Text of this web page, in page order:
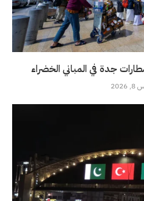
جدة في المباني الخضراء